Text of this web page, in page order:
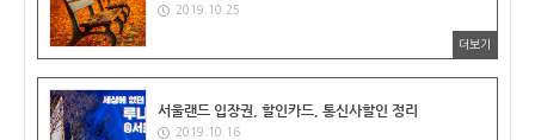
2019.10.25
더보기
서울랜드 입장권, 할인카드, 통신사할인 정리
2019.10.16